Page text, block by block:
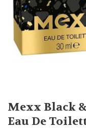
Mexx Black
Eau De